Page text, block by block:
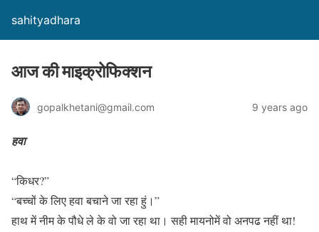
sahityadhara
आज की माइक्रोफिक्शन
gopalkhetani@gmail.com 9 years ago
हवा
“किधर?”
“बच्चों के लिए हवा बचाने जा रहा हुं।”
हाथ में नीम के पौधे ले के वो जा रहा था। सही मायनोमें वो अनपढ नहीं था!